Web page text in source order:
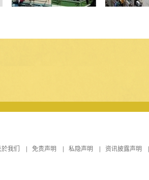
於我们 免责声明 私隐声明 资讯披露声明